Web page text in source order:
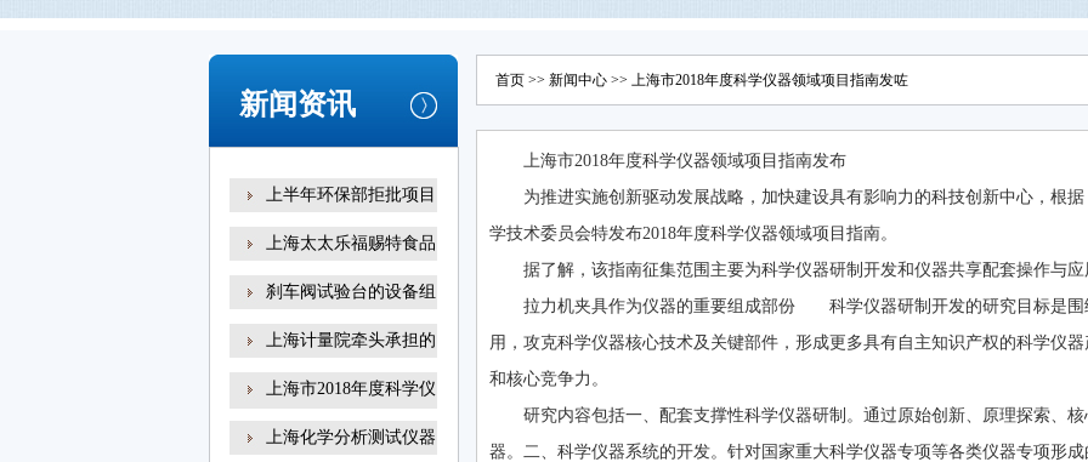
新闻资讯
上半年环保部拒批项目
上海太太乐福赐特食品
刹车阀试验台的设备组
上海计量院牵头承担的
上海市2018年度科学仪
上海化学分析测试仪器
首页 >> 新闻中心 >> 上海市2018年度科学仪器领域项目指南发咗
上海市2018年度科学仪器领域项目指南发布
为推进实施创新驱动发展战略，加快建设具有影响力的科技创新中心，根
学技术委员会特发布2018年度科学仪器领域项目指南。
据了解，该指南征集范围主要为科学仪器研制开发和仪器共享配套操作与应
拉力机夹具作为仪器的重要组成部份 科学仪器研制开发的研究目标是围
用，攻克科学仪器核心技术及关键部件，形成更多具有自主知识产权的科学仪
和核心竞争力。
研究内容包括一、配套支撑性科学仪器研制。通过原始创新、原理探索、
器。二、科学仪器系统的开发。针对国家重大科学仪器专项等各类仪器专项形